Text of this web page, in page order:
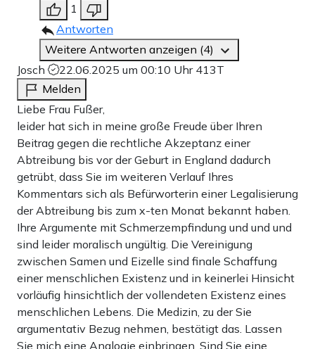
1
Antworten
Weitere Antworten anzeigen (4)
Josch
22.06.2025 um 00:10 Uhr 413T
Melden
Liebe Frau Fußer,
leider hat sich in meine große Freude über Ihren
Beitrag gegen die rechtliche Akzeptanz einer
Abtreibung bis vor der Geburt in England dadurch
getrübt, dass Sie im weiteren Verlauf Ihres
Kommentars sich als Befürworterin einer Legalisierung
der Abtreibung bis zum x-ten Monat bekannt haben.
Ihre Argumente mit Schmerzempfindung und und und
sind leider moralisch ungültig. Die Vereinigung
zwischen Samen und Eizelle sind finale Schaffung
einer menschlichen Existenz und in keinerlei Hinsicht
vorläufig hinsichtlich der vollendeten Existenz eines
menschlichen Lebens. Die Medizin, zu der Sie
argumentativ Bezug nehmen, bestätigt das. Lassen
Sie mich eine Analogie einbringen. Sind Sie eine